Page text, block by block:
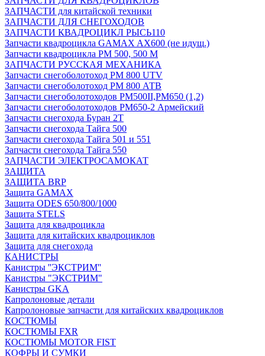
ЗАПЧАСТИ для китайской техники
ЗАПЧАСТИ ДЛЯ СНЕГОХОДОВ
ЗАПЧАСТИ КВАДРОЦИКЛ РЫСЬ110
Запчасти квадроцикла GAMAX AX600 (не идущ.)
Запчасти квадроцикла РМ 500, 500 М
ЗАПЧАСТИ РУССКАЯ МЕХАНИКА
Запчасти снегоболотоход РМ 800 UTV
Запчасти снегоболотоход РМ 800 АТВ
Запчасти снегоболотоходов РМ500II,РМ650 (1,2)
Запчасти снегоболотоходов РМ650-2 Армейский
Запчасти снегохода Буран 2Т
Запчасти снегохода Тайга 500
Запчасти снегохода Тайга 501 и 551
Запчасти снегохода Тайга 550
ЗАПЧАСТИ ЭЛЕКТРОСАМОКАТ
ЗАЩИТА
ЗАЩИТА BRP
Защита GAMAX
Защита ODES 650/800/1000
Защита STELS
Защита для квадроцикла
Защита для китайских квадроциклов
Защита для снегохода
КАНИСТРЫ
Канистры ''ЭКСТРИМ''
Канистры "ЭКСТРИМ"
Канистры GKA
Капролоновые детали
Капролоновые запчасти для китайских квадроциклов
КОСТЮМЫ
КОСТЮМЫ FXR
КОСТЮМЫ MOTOR FIST
КОФРЫ И СУМКИ